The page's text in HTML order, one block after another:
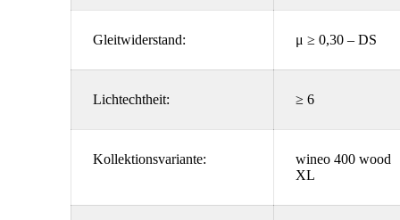
Gleitwiderstand: μ ≥ 0,30 – DS
Lichtechtheit: ≥ 6
Kollektionsvariante:
wineo 400 wood
XL